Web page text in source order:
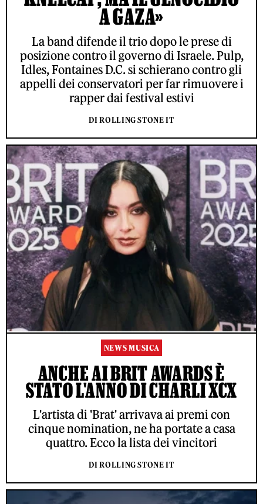
A GAZA»
La band difende il trio dopo le prese di
posizione contro il governo di Israele. Pulp,
Idles, Fontaines D.C. si schierano contro gli
appelli dei conservatori per far rimuovere i
rapper dai festival estivi
DI ROLLING STONE IT
NEWS MUSICA
ANCHE AI BRIT AWARDS È
STATO L'ANNO DI CHARLI XCX
L'artista di 'Brat' arrivava ai premi con
cinque nomination, ne ha portate a casa
quattro. Ecco la lista dei vincitori
DI ROLLING STONE IT